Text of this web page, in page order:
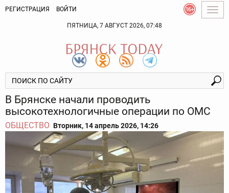
РЕГИСТРАЦИЯ ВОЙТИ
ПЯТНИЦА, 7 АВГУСТ 2026, 07:48
В Брянске начали проводить
высокотехнологичные операции по ОМС
ОБЩЕСТВО Вторник, 14 апрель 2026, 14:26